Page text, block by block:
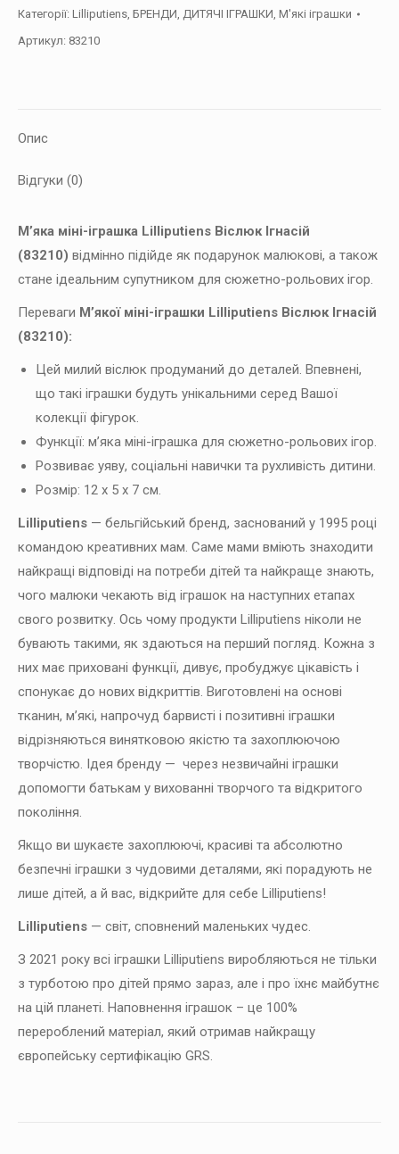
Lilliputiens
Ослик
Категорії: Lilliputiens, БРЕНДИ, ДИТЯЧІ ІГРАШКИ, М'які іграшки
Артикул: 83210
Опис
Відгуки (0)
М’яка міні-іграшка Lilliputiens Віслюк Ігнасій
(83210) відмінно підійде як подарунок малюкові, а також
стане ідеальним супутником для сюжетно-рольових ігор.
Переваги М’якої міні-іграшки Lilliputiens Віслюк Ігнасій
(83210):
Цей милий віслюк продуманий до деталей. Впевнені,
що такі іграшки будуть унікальними серед Вашої
колекції фігурок.
Функції: м’яка міні-іграшка для сюжетно-рольових ігор.
Розвиває уяву, соціальні навички та рухливість дитини.
Розмір: 12 х 5 х 7 см.
Lilliputiens — бельгійський бренд, заснований у 1995 році
командою креативних мам. Саме мами вміють знаходити
найкращі відповіді на потреби дітей та найкраще знають,
чого малюки чекають від іграшок на наступних етапах
свого розвитку. Ось чому продукти Lilliputiens ніколи не
бувають такими, як здаються на перший погляд. Кожна з
них має приховані функції, дивує, пробуджує цікавість і
спонукає до нових відкриттів. Виготовлені на основі
тканин, м’які, напрочуд барвисті і позитивні іграшки
відрізняються винятковою якістю та захоплюючою
творчістю. Ідея бренду — через незвичайні іграшки
допомогти батькам у вихованні творчого та відкритого
покоління.
Якщо ви шукаєте захоплюючі, красиві та абсолютно
безпечні іграшки з чудовими деталями, які порадують не
лише дітей, а й вас, відкрийте для себе Lilliputiens!
Lilliputiens — світ, сповнений маленьких чудес.
З 2021 року всі іграшки Lilliputiens виробляються не тільки
з турботою про дітей прямо зараз, але і про їхнє майбутнє
на цій планеті. Наповнення іграшок – це 100%
перероблений матеріал, який отримав найкращу
європейську сертифікацію GRS.